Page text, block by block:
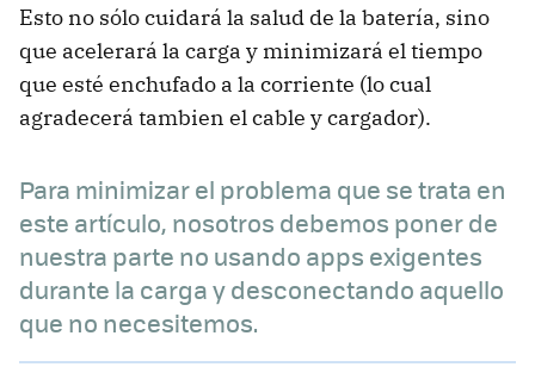
Esto no sólo cuidará la salud de la batería, sino
que acelerará la carga y minimizará el tiempo
que esté enchufado a la corriente (lo cual
agradecerá tambien el cable y cargador).
Para minimizar el problema que se trata en
este artículo, nosotros debemos poner de
nuestra parte no usando apps exigentes
durante la carga y desconectando aquello
que no necesitemos.